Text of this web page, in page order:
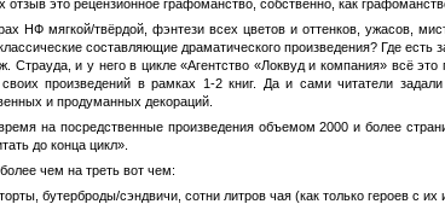
отзыв это рецензионное графоманство, собственно, как
НФ мягкой/твёрдой, фэнтези всех цветов и оттенков, ужасов,
составляющие драматического произведения? Где
Страуда, и у него в цикле «Агентство «Локвуд и компания» всё
произведений в рамках 1-2 книг. Да и сами читатели
и продуманных декораций.
на посредственные произведения объемом 2000 и более
до конца цикл».
чем на треть вот чем:
бутерброды/сэндвичи, сотни литров чая (как только героев с их